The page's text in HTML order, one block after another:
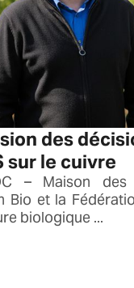
des
sur le cuivre
– Maison des
Bio et la
biologique ...